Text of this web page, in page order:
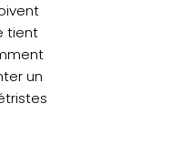
tient
un